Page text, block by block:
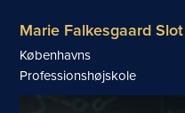
Marie Falkesgaard Slot
Københavns
Professionshøjskole